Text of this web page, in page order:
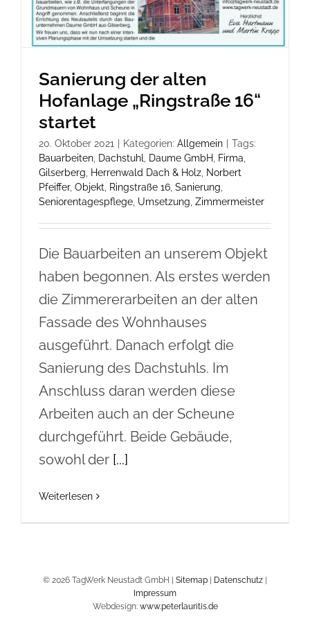
Sanierung der alten
Hofanlage „Ringstraße 16“
startet
20. Oktober 2021 Kategorien: Allgemein
Tags:
Bauarbeiten Dachstuhl Daume GmbH Firma
Gilserberg
Herrenwald Dach & Holz Norbert
Pfeiffer, Objekt Ringstraße 16 Sanierung
Seniorentagespflege Umsetzung Zimmermeister
Die Bauarbeiten an unserem Objekt
haben begonnen. Als erstes werden
die Zimmererarbeiten an der alten
Fassade des Wohnhauses
ausgeführt. Danach erfolgt die
Sanierung des Dachstuhls. Im
Anschluss daran werden diese
Arbeiten auch an der Scheune
durchgeführt. Beide Gebäude,
sowohl der [...]
Weiterlesen
© 2026 TagWerk Neustadt GmbH | Sitemap | Datenschutz |
Impressum
Webdesign: www.peterlauritis.de